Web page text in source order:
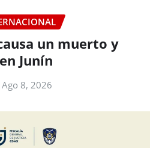
un muerto y
Junín
Ago 8, 2026